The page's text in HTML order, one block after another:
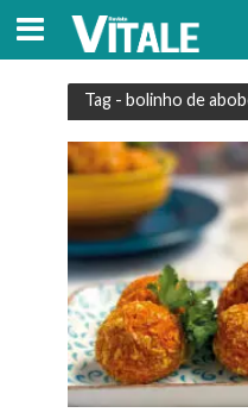
Tag - bolinho de